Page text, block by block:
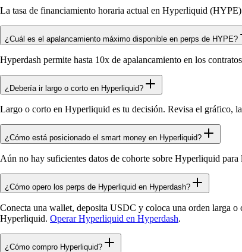
La tasa de financiamiento horaria actual en Hyperliquid
¿Cuál es el apalancamiento máximo disponible en perps de HYPE?
Hyperdash permite hasta 10x de apalancamiento en los
¿Debería ir largo o corto en Hyperliquid?
Largo o corto en Hyperliquid es tu decisión. Revisa el gráfico,
¿Cómo está posicionado el smart money en Hyperliquid?
Aún no hay suficientes datos de cohorte sobre Hyperliquid
¿Cómo opero los perps de Hyperliquid en Hyperdash?
Conecta una wallet, deposita USDC y coloca una orden larga
Hyperliquid. Operar Hyperliquid en Hyperdash.
¿Cómo compro Hyperliquid?